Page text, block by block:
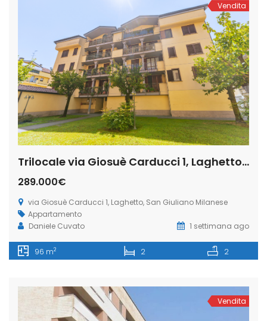
Vendita
Trilocale via Giosuè Carducci 1, Laghetto, San Giuliano Milanese (Rif. SGM94)
289.000€
via Giosuè Carducci 1, Laghetto, San Giuliano Milanese
Appartamento
Daniele Cuvato
1 settimana ago
96 m2 2 2
Vendita